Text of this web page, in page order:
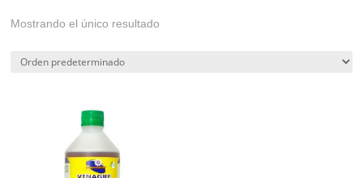
Mostrando el único resultado